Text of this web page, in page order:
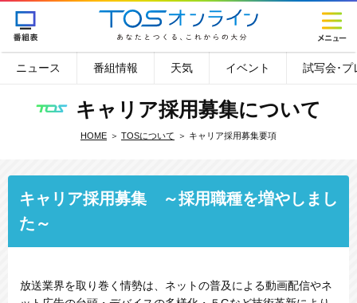
ニュース 番組情報 天気 イベント 試写会･プ
キャリア採用募集について
HOME TOSについて キャリア採用募集要項
キャリア採用募集 ～採用職種を増やしまし
た～
放送業界を取り巻く情勢は、ネットの普及による動画配信やネ